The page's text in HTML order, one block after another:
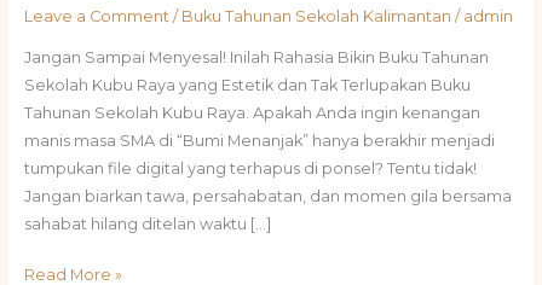
Leave a Comment / Buku Tahunan Sekolah Kalimantan / admin
Jangan Sampai Menyesal! Inilah Rahasia Bikin Buku Tahunan
Sekolah Kubu Raya yang Estetik dan Tak Terlupakan Buku
Tahunan Sekolah Kubu Raya. Apakah Anda ingin kenangan
manis masa SMA di “Bumi Menanjak” hanya berakhir menjadi
tumpukan file digital yang terhapus di ponsel? Tentu tidak!
Jangan biarkan tawa, persahabatan, dan momen gila bersama
sahabat hilang ditelan waktu […]
Read More »